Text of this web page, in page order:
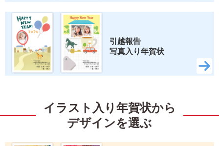
引越報告
写真入り年賀状
イラスト入り年賀状から
デザインを選ぶ